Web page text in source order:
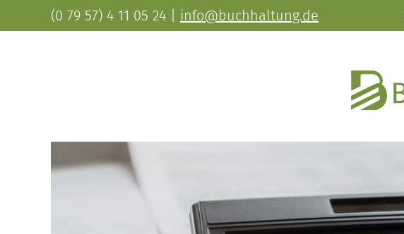
(0 79 57) 4 11 05 24 info@buchhaltung.de